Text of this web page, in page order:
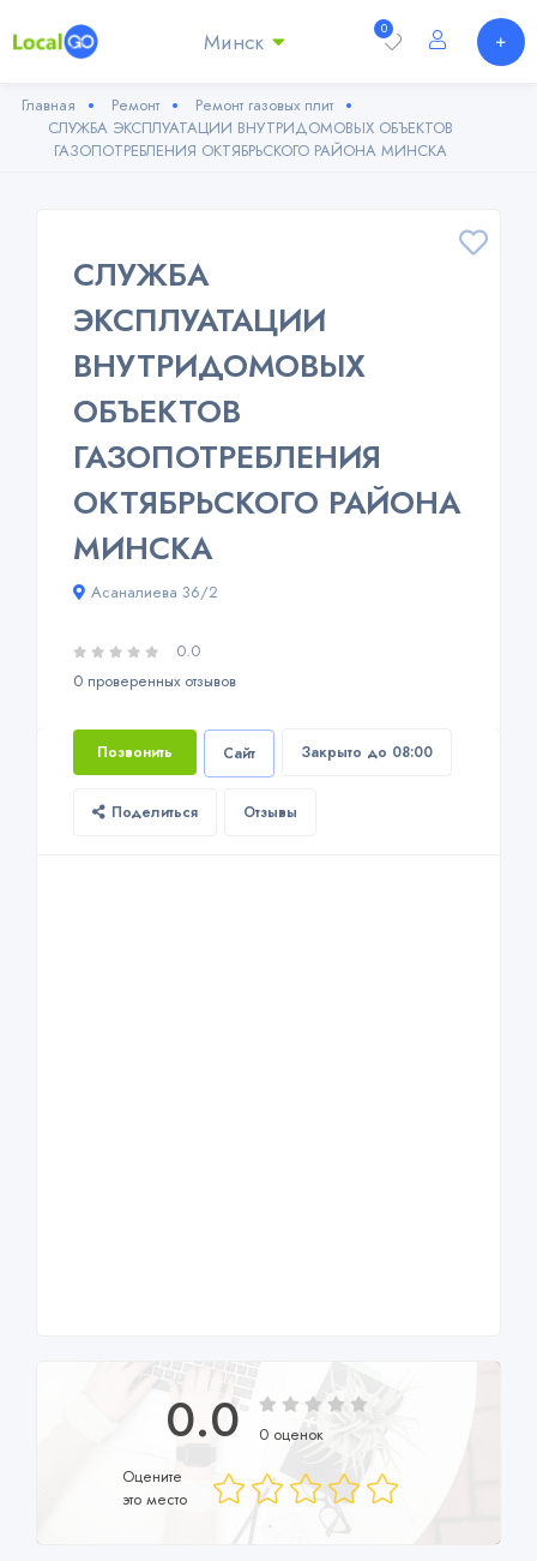
0
Минск
Главная Ремонт
Ремонт газовых плит
СЛУЖБА ЭКСПЛУАТАЦИИ ВНУТРИДОМОВЫХ ОБЪЕКТОВ
ГАЗОПОТРЕБЛЕНИЯ ОКТЯБРЬСКОГО РАЙОНА МИНСКА
СЛУЖБА
ЭКСПЛУАТАЦИИ
ВНУТРИДОМОВЫХ
ОБЪЕКТОВ
ГАЗОПОТРЕБЛЕНИЯ
ОКТЯБРЬСКОГО РАЙОНА
МИНСКА
Асаналиева 36/2
0.0
0 проверенных отзывов
Позвонить Сайт Закрыто до 08:00
Поделиться Отзывы
0.0
0 оценок
Оцените
это место